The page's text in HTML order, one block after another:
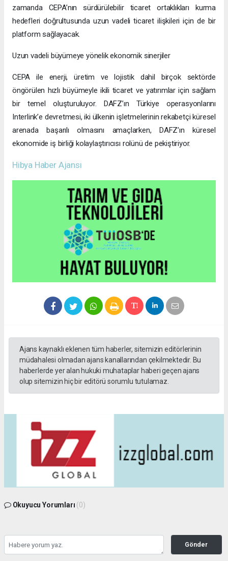
zamanda CEPA’nın sürdürülebilir ticaret ortaklıkları kurma
hedefleri doğrultusunda uzun vadeli ticaret ilişkileri için de bir
platform sağlayacak.
Uzun vadeli büyümeye yönelik ekonomik sinerjiler
CEPA ile enerji, üretim ve lojistik dahil birçok sektörde
öngörülen hızlı büyümeyle ikili ticaret ve yatırımlar için sağlam
bir temel oluşturuluyor. DAFZ’ın Türkiye operasyonlarını
Interlink’e devretmesi, iki ülkenin işletmelerinin rekabetçi küresel
arenada başarılı olmasını amaçlarken, DAFZ’ın küresel
ekonomide iş birliği kolaylaştırıcısı rolünü de pekiştiriyor.
Hibya Haber Ajansı
Ajans kaynaklı eklenen tüm haberler, sitemizin editörlerinin
müdahalesi olmadan ajans kanallarından çekilmektedir. Bu
haberlerde yer alan hukuki muhataplar haberi geçen ajans
olup sitemizin hiç bir editörü sorumlu tutulamaz.
Okuyucu Yorumları (0)
Gönder